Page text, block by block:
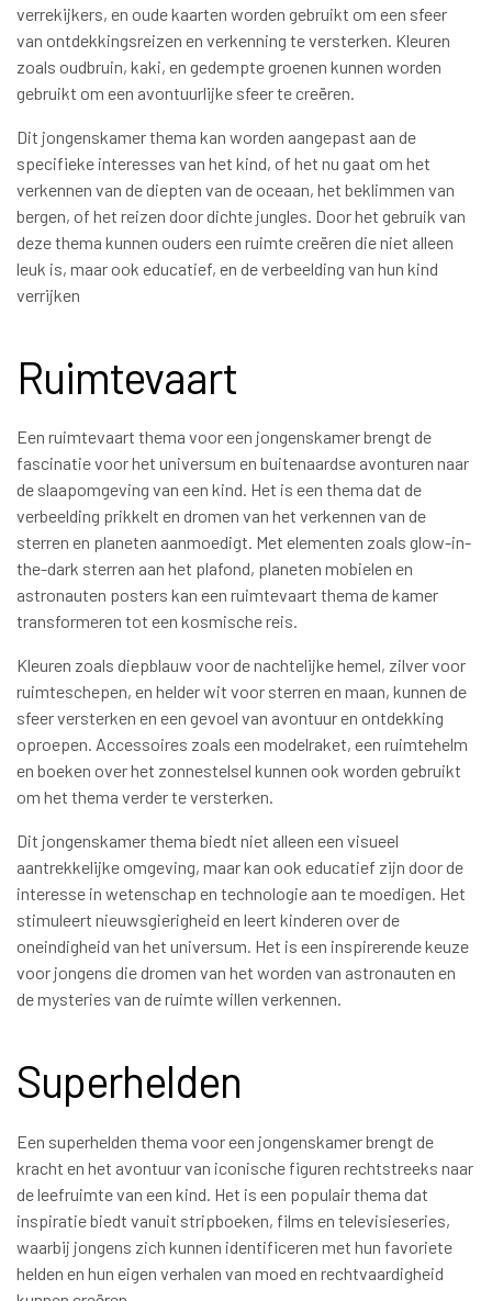
verrekijkers, en oude kaarten worden gebruikt om een ​​sfeer
van ontdekkingsreizen en verkenning te versterken. Kleuren
zoals oudbruin, kaki, en gedempte groenen kunnen worden
gebruikt om een ​​avontuurlijke sfeer te creëren.
Dit jongenskamer thema kan worden aangepast aan de
specifieke interesses van het kind, of het nu gaat om het
verkennen van de diepten van de oceaan, het beklimmen van
bergen, of het reizen door dichte jungles. Door het gebruik van
deze thema kunnen ouders een ruimte creëren die niet alleen
leuk is, maar ook educatief, en de verbeelding van hun kind
verrijken
Ruimtevaart
Een ruimtevaart thema voor een jongenskamer brengt de
fascinatie voor het universum en buitenaardse avonturen naar
de slaapomgeving van een kind. Het is een thema dat de
verbeelding prikkelt en dromen van het verkennen van de
sterren en planeten aanmoedigt. Met elementen zoals glow-in-
the-dark sterren aan het plafond, planeten mobielen en
astronauten posters kan een ruimtevaart thema de kamer
transformeren tot een kosmische reis.
Kleuren zoals diepblauw voor de nachtelijke hemel, zilver voor
ruimteschepen, en helder wit voor sterren en maan, kunnen de
sfeer versterken en een gevoel van avontuur en ontdekking
oproepen. Accessoires zoals een modelraket, een ruimtehelm
en boeken over het zonnestelsel kunnen ook worden gebruikt
om het thema verder te versterken.
Dit jongenskamer thema biedt niet alleen een visueel
aantrekkelijke omgeving, maar kan ook educatief zijn door de
interesse in wetenschap en technologie aan te moedigen. Het
stimuleert nieuwsgierigheid en leert kinderen over de
oneindigheid van het universum. Het is een inspirerende keuze
voor jongens die dromen van het worden van astronauten en
de mysteries van de ruimte willen verkennen.
Superhelden
Een superhelden thema voor een jongenskamer brengt de
kracht en het avontuur van iconische figuren rechtstreeks naar
de leefruimte van een kind. Het is een populair thema dat
inspiratie biedt vanuit stripboeken, films en televisieseries,
waarbij jongens zich kunnen identificeren met hun favoriete
helden en hun eigen verhalen van moed en rechtvaardigheid